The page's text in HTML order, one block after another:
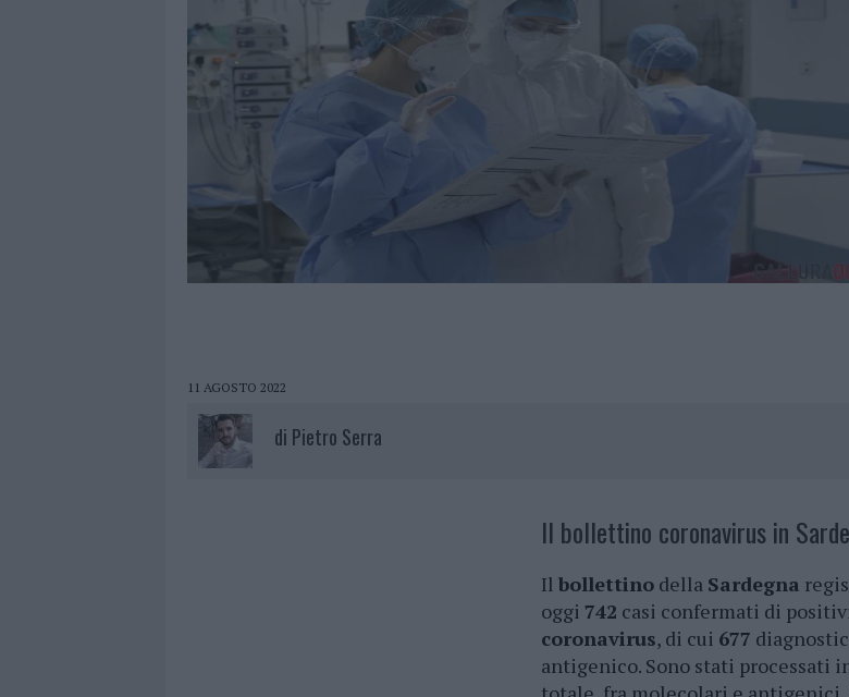
11 AGOSTO 2022
di Pietro Serra
Il bollettino coronavirus in
Il bollettino della Sardegna
oggi 742 casi confermati di
coronavirus, di cui 677
antigenico. Sono stati processati